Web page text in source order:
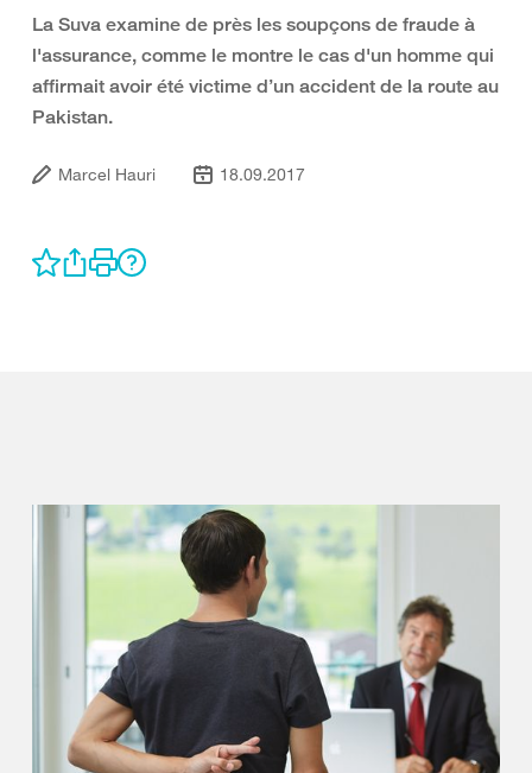
La Suva examine de près les soupçons de fraude à
l'assurance, comme le montre le cas d'un homme qui
affirmait avoir été victime d’un accident de la route au
Pakistan.
Marcel Hauri 18.09.2017